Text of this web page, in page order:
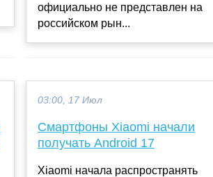
официально не представлен на
российском рын...
03:00, 17 Июл
Смартфоны Xiaomi начали
получать Android 17
Xiaomi начала распространять